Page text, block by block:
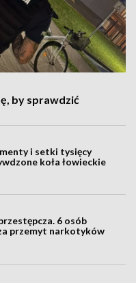
by sprawdzić
i setki tysięcy
koła łowieckie
6 osób
przemyt narkotyków